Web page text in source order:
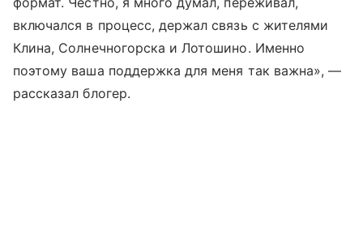
включался в процесс, держал связь с жителями
Клина, Солнечногорска и Лотошино. Именно
поэтому ваша поддержка для меня так важна», —
рассказал блогер.